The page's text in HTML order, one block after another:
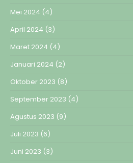
Mei 2024 (4)
April 2024 (3)
Maret 2024 (4)
Januari 2024 (2)
Oktober 2023 (8)
September 2023 (4)
Agustus 2023 (9)
Juli 2023 (6)
Juni 2023 (3)